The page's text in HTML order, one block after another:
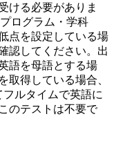
ける必要がありま
ログラム・学科
点を設定している場
認してください。出
語を母語とする場
取得している場合、
ルタイムで英語に
のテストは不要で